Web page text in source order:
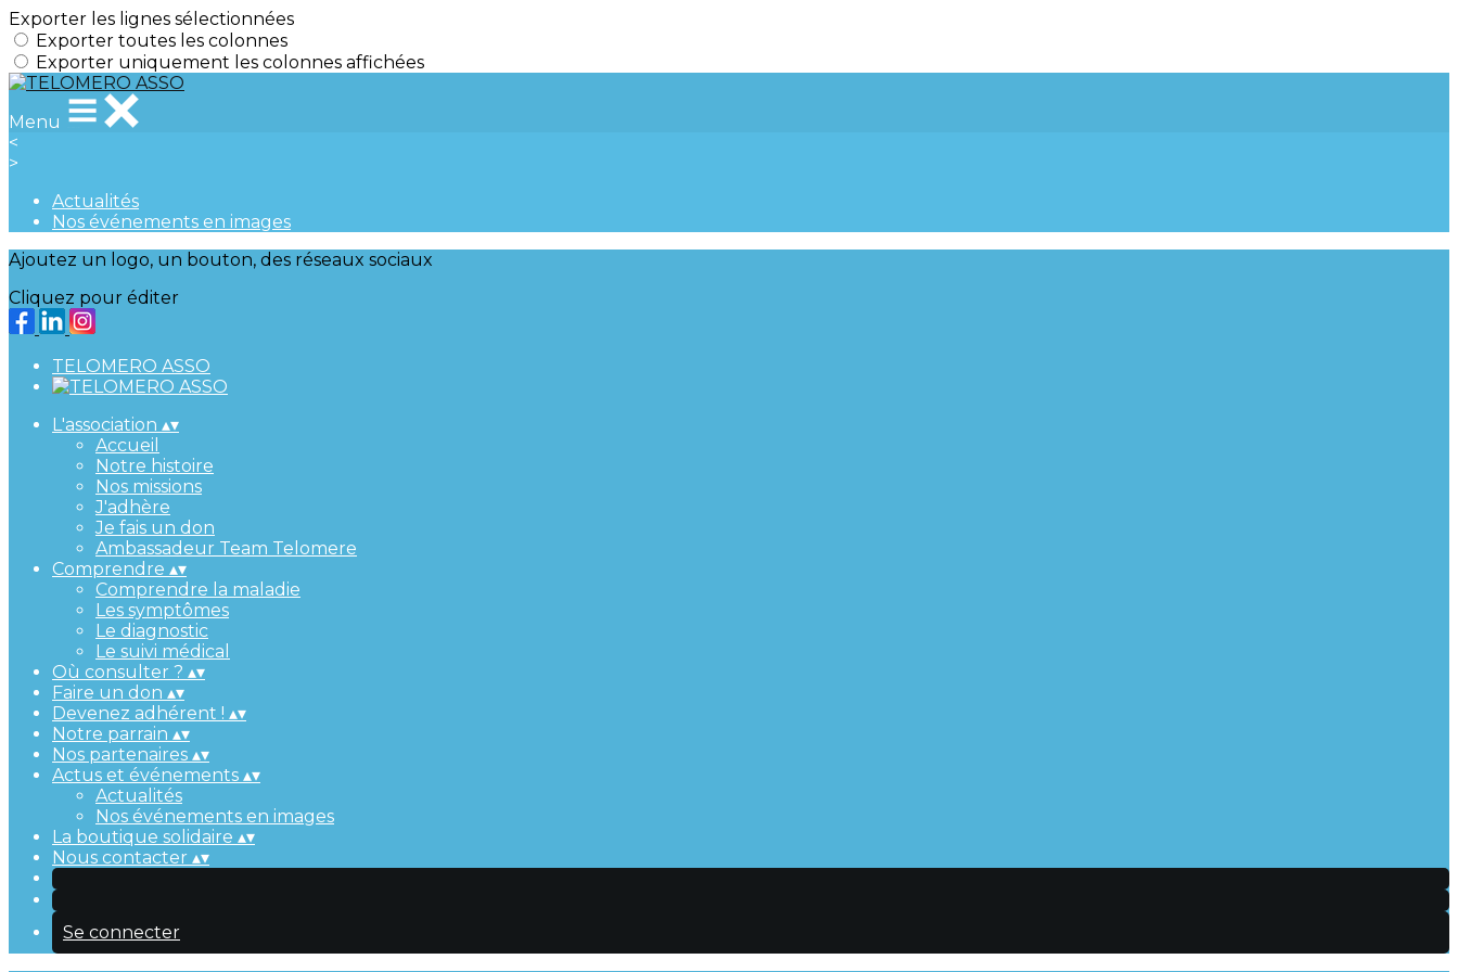
Exporter les lignes sélectionnées
Exporter toutes les colonnes
Exporter uniquement les colonnes affichées
Menu
<
>
Actualités
Nos événements en images
Ajoutez un logo, un bouton, des réseaux sociaux
Cliquez pour éditer
TELOMERO ASSO
L'association ▴▾
Accueil
Notre histoire
Nos missions
J'adhère
Je fais un don
Ambassadeur Team Telomere
Comprendre ▴▾
Comprendre la maladie
Les symptômes
Le diagnostic
Le suivi médical
Où consulter ? ▴▾
Faire un don ▴▾
Devenez adhérent ! ▴▾
Notre parrain ▴▾
Nos partenaires ▴▾
Actus et événements ▴▾
Actualités
Nos événements en images
La boutique solidaire ▴▾
Nous contacter ▴▾
Se connecter